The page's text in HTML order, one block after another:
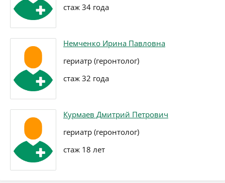
стаж 34 года
Немченко Ирина Павловна
гериатр (геронтолог)
стаж 32 года
Курмаев Дмитрий Петрович
гериатр (геронтолог)
стаж 18 лет